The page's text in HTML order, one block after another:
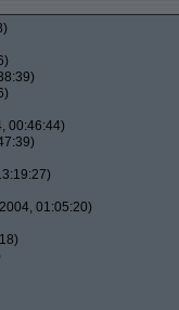
00:46:44)
01:05:20)